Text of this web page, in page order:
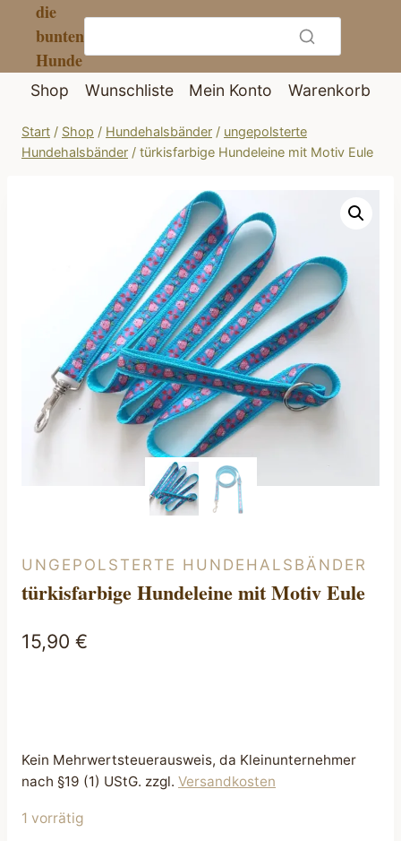
Inhalt
springen
die
bunten
Hunde
Shop Wunschliste Mein Konto Warenkorb
Start / Shop / Hundehalsbänder / ungepolsterte
Hundehalsbänder / türkisfarbige Hundeleine mit Motiv Eule
UNGEPOLSTERTE HUNDEHALSBÄNDER
türkisfarbige Hundeleine mit Motiv Eule
15,90 €
Kein Mehrwertsteuerausweis, da Kleinunternehmer
nach §19 (1) UStG. zzgl. Versandkosten
1 vorrätig